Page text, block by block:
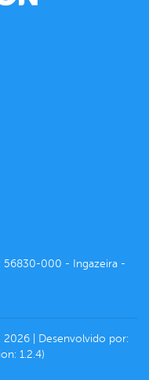
56830-000 - Ingazeira -
2026
Desenvolvido por:
1.2.4)